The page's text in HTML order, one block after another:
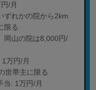
/月
れかの院から2km
限る
山の院は8,000円/
万円/月
帯主に限る
: 1万円/月